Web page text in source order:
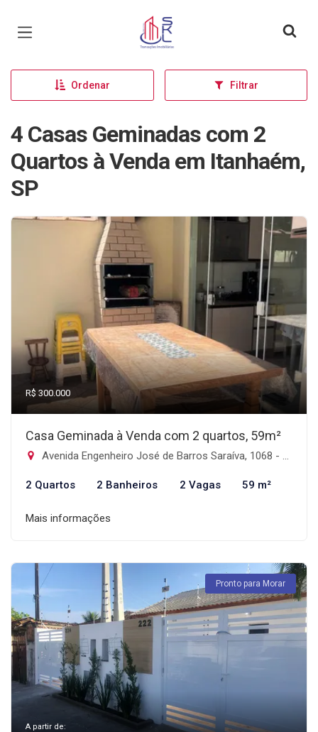
Página inicial
Ordenar Filtrar
4 Casas Geminadas com 2
Quartos à Venda em Itanhaém,
SP
R$ 300.000
Casa Geminada à Venda com 2 quartos, 59m²
Avenida Engenheiro José de Barros Saraíva, 1068 - Balneario Tropical, Itanhaém-SP
2 Quartos 2 Banheiros 2 Vagas 59 m²
Mais informações
Pronto para Morar
A partir de: